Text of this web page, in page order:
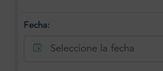
Fecha:
Seleccione la fecha